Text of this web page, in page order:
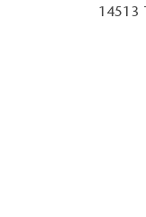
14513